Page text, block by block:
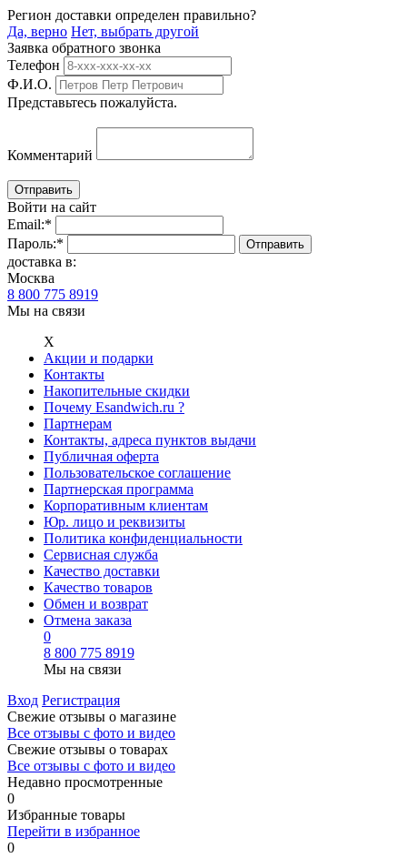
Регион доставки определен правильно?
Да, верно Нет, выбрать другой
Заявка обратного звонка
Телефон
Ф.И.О.
Представьтесь пожалуйста.
Комментарий
Войти на сайт
Email:*
Пароль:*
доставка в:
Москва
8 800 775 8919
Мы на связи
Х
Акции и подарки
Контакты
Накопительные скидки
Почему Esandwich.ru ?
Партнерам
Контакты, адреса пунктов выдачи
Публичная оферта
Пользовательское соглашение
Партнерская программа
Корпоративным клиентам
Юр. лицо и реквизиты
Политика конфиденциальности
Сервисная служба
Качество доставки
Качество товаров
Обмен и возврат
Отмена заказа
0
8 800 775 8919
Мы на связи
Вход Регистрация
Свежие отзывы о магазине
Все отзывы с фото и видео
Свежие отзывы о товарах
Все отзывы c фото и видео
Недавно просмотренные
0
Избранные товары
Перейти в избранное
0